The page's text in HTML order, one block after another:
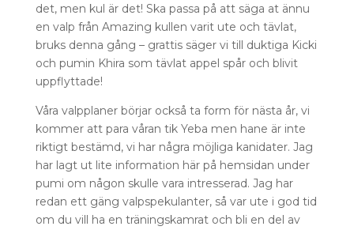
det, men kul är det! Ska passa på att säga at ännu
en valp från Amazing kullen varit ute och tävlat,
bruks denna gång – grattis säger vi till duktiga Kicki
och pumin Khira som tävlat appel spår och blivit
uppflyttade!
Våra valpplaner börjar också ta form för nästa år, vi
kommer att para våran tik Yeba men hane är inte
riktigt bestämd, vi har några möjliga kanidater. Jag
har lagt ut lite information här på hemsidan under
pumi om någon skulle vara intresserad. Jag har
redan ett gäng valpspekulanter, så var ute i god tid
om du vill ha en träningskamrat och bli en del av